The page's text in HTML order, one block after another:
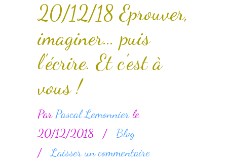
20/12/18 Eprouver,
imaginer… puis
l’écrire. Et c’est à
vous !
Par Pascal Lemonnierle
20/12/2018
/
Blog
/Laisser un commentaire